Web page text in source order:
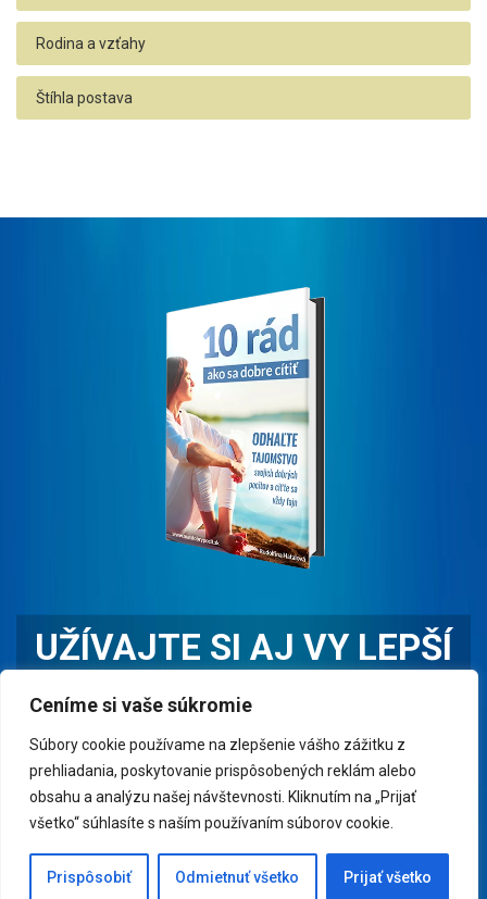
Ceníme si vaše súkromie
Súbory cookie používame na zlepšenie vášho zážitku z
prehliadania, poskytovanie prispôsobených reklám alebo
obsahu a analýzu našej návštevnosti. Kliknutím na „Prijať
všetko“ súhlasíte s naším používaním súborov cookie.
Prispôsobiť Odmietnuť všetko Prijať všetko
Rodina a vzťahy
Štíhla postava
UŽÍVAJTE SI AJ VY LEPŠÍ
ŽIVOT
Prečítajte si e-book "10 RÁD AKO SA DOBRE CÍTIŤ" a
cíťte sa dobre čo najčastejšie.
CHCEM PREČÍTAŤ E-BOOK